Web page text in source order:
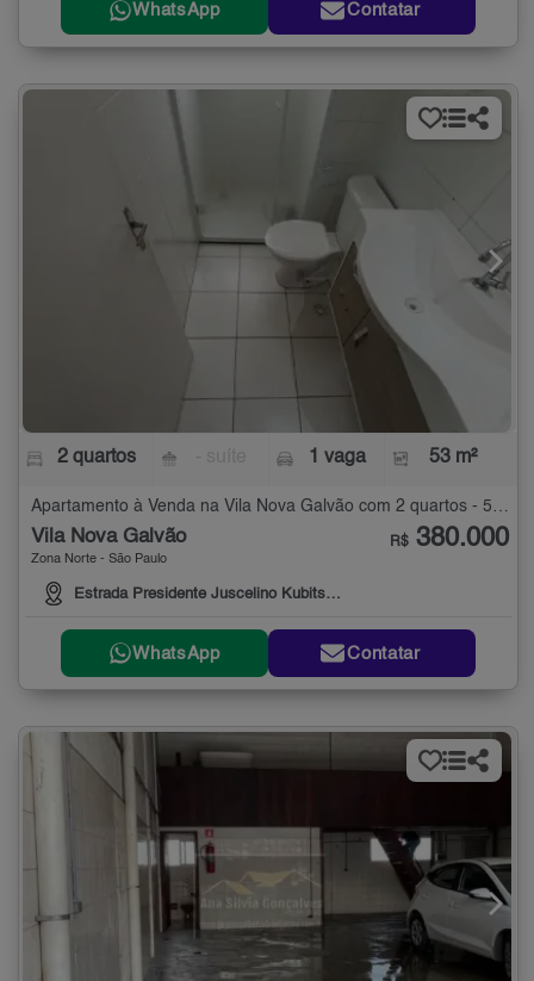
WhatsApp Contatar
2 quartos 1 vaga 53 m²
Apartamento à Venda na Vila Nova Galvão com 2 quartos - 53 m²
Vila Nova Galvão
Zona Norte - São Paulo
Estrada Presidente Juscelino Kubitschek de Oliveir, 3000
R$ 380.000
WhatsApp Contatar